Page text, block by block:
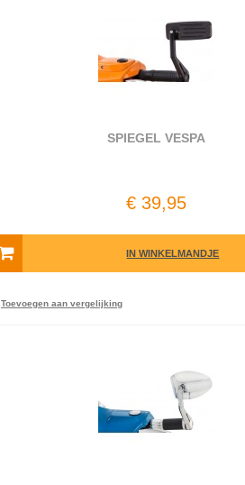
SPIEGEL VESPA
€ 39,95
IN WINKELMANDJE
Toevoegen aan vergelijking